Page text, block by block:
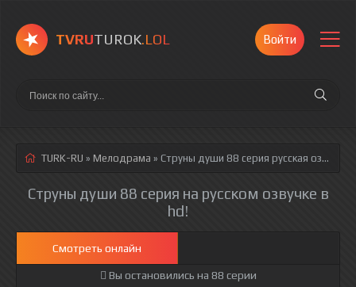
TVRUTUROK.LOL Войти
TURK-RU » Мелодрама » Струны души 88 серия русская озвучка полностью смотреть онлайн!
Струны души 88 серия на русском озвучке в
hd!
Смотреть онлайн
Вы остановились на 88 серии